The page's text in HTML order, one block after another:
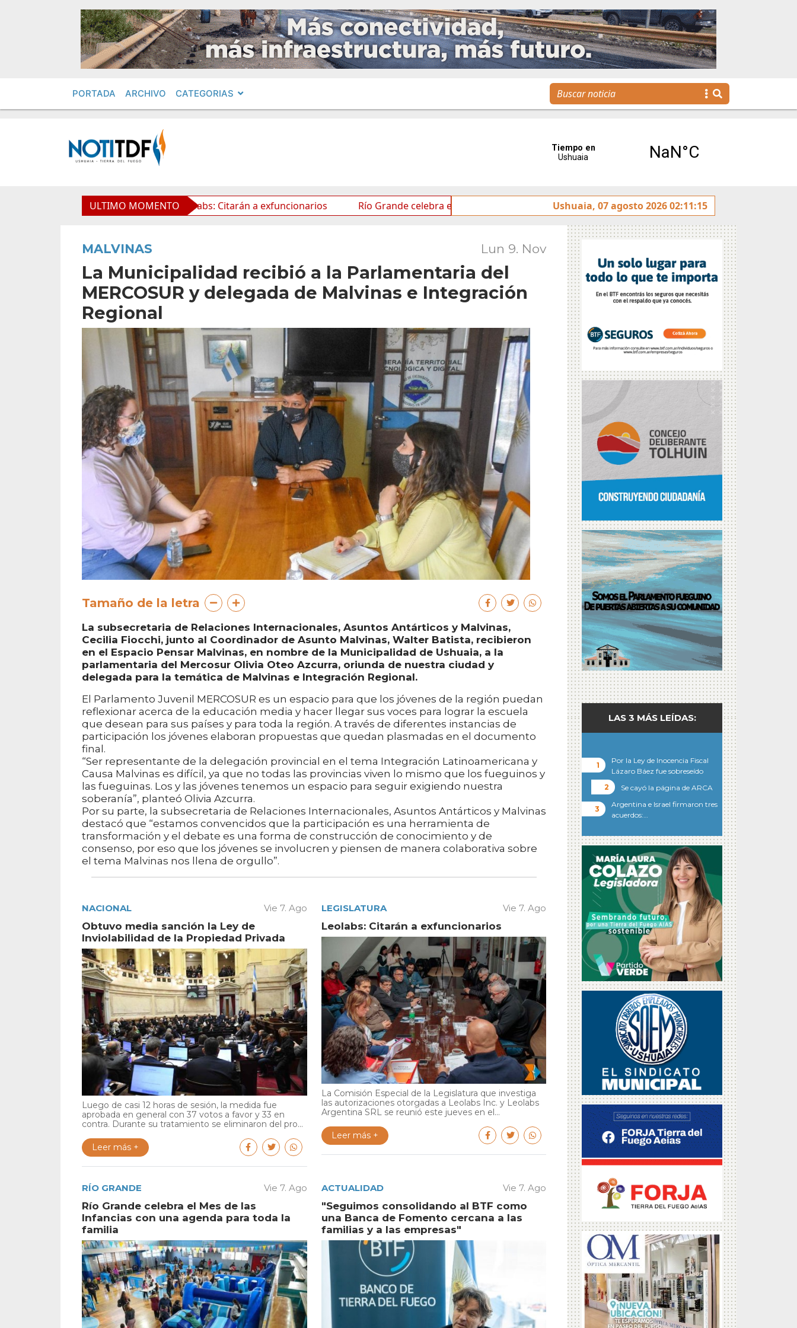
PORTADA ARCHIVO CATEGORIAS
ULTIMO MOMENTO
la Propiedad Privada Leolabs: Citarán a exfuncionarios Río Grande celebra el Mes de las Infancias con una agenda para toda la familia
Ushuaia, 07 agosto 2026 02:11:15
MALVINAS Lun 9. Nov
La Municipalidad recibió a la Parlamentaria del
MERCOSUR y delegada de Malvinas e Integración
Regional
Tamaño de la letra
La subsecretaria de Relaciones Internacionales, Asuntos Antárticos y Malvinas,
Cecilia Fiocchi, junto al Coordinador de Asunto Malvinas, Walter Batista, recibieron
en el Espacio Pensar Malvinas, en nombre de la Municipalidad de Ushuaia, a la
parlamentaria del Mercosur Olivia Oteo Azcurra, oriunda de nuestra ciudad y
delegada para la temática de Malvinas e Integración Regional.
El Parlamento Juvenil MERCOSUR es un espacio para que los jóvenes de la región puedan
reflexionar acerca de la educación media y hacer llegar sus voces para lograr la escuela
que desean para sus países y para toda la región. A través de diferentes instancias de
participación los jóvenes elaboran propuestas que quedan plasmadas en el documento
final.
“Ser representante de la delegación provincial en el tema Integración Latinoamericana y
Causa Malvinas es difícil, ya que no todas las provincias viven lo mismo que los fueguinos y
las fueguinas. Los y las jóvenes tenemos un espacio para seguir exigiendo nuestra
soberanía”, planteó Olivia Azcurra.
Por su parte, la subsecretaria de Relaciones Internacionales, Asuntos Antárticos y Malvinas
destacó que “estamos convencidos que la participación es una herramienta de
transformación y el debate es una forma de construcción de conocimiento y de
consenso, por eso que los jóvenes se involucren y piensen de manera colaborativa sobre
el tema Malvinas nos llena de orgullo”.
NACIONAL Vie 7. Ago
Obtuvo media sanción la Ley de
Inviolabilidad de la Propiedad Privada
Luego de casi 12 horas de sesión, la medida fue
aprobada en general con 37 votos a favor y 33 en
contra. Durante su tratamiento se eliminaron del pro...
Leer más +
LEGISLATURA Vie 7. Ago
Leolabs: Citarán a exfuncionarios
La Comisión Especial de la Legislatura que investiga
las autorizaciones otorgadas a Leolabs Inc. y Leolabs
Argentina SRL se reunió este jueves en el...
Leer más +
RÍO GRANDE Vie 7. Ago
Río Grande celebra el Mes de las
Infancias con una agenda para toda la
familia
ACTUALIDAD Vie 7. Ago
"Seguimos consolidando al BTF como
una Banca de Fomento cercana a las
familias y a las empresas"
LAS 3 MÁS LEÍDAS:
Por la Ley de Inocencia Fiscal
Lázaro Báez fue sobreseído
Se cayó la página de ARCA
Argentina e Israel firmaron tres
acuerdos:…